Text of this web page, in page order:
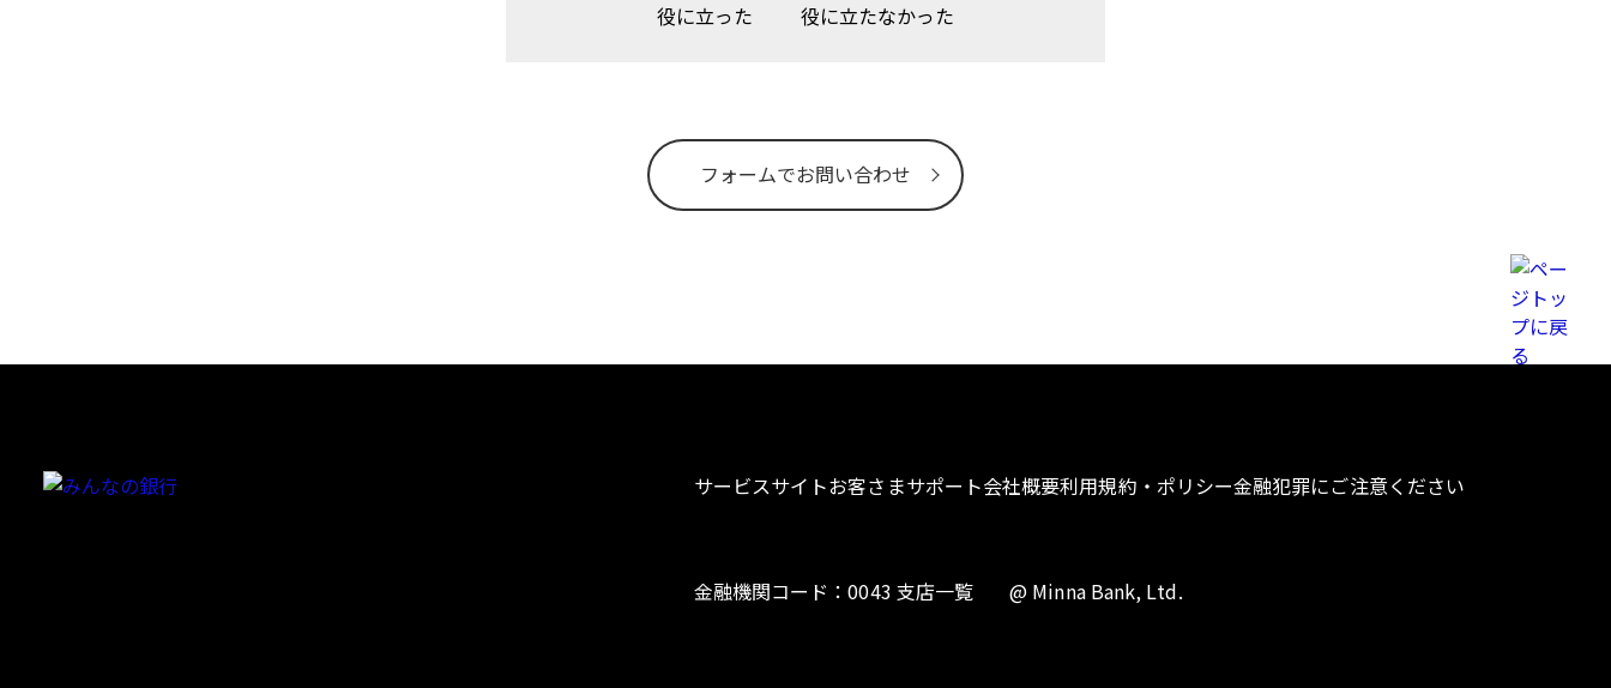
役に立った 役に立たなかった
フォームでお問い合わせ
サービスサイトお客さまサポート会社概要利用規約・ポリシー金融犯罪にご注意ください
金融機関コード：0043 支店一覧 @ Minna Bank, Ltd.